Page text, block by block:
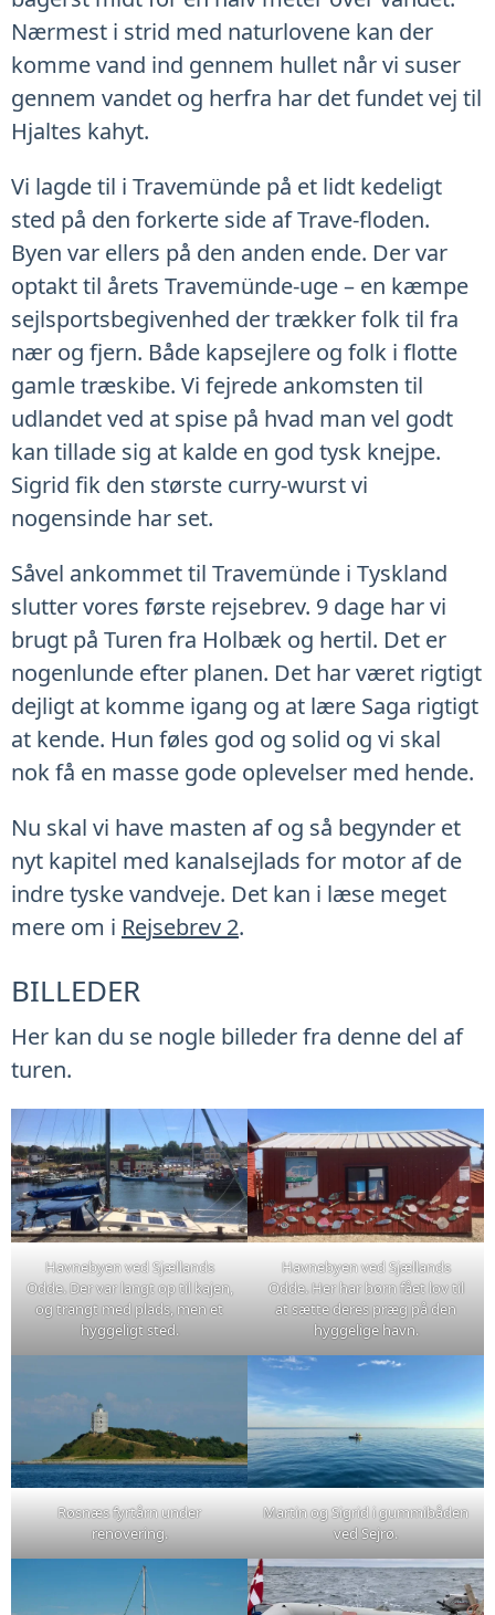
Nærmest i strid med naturlovene kan der
komme vand ind gennem hullet når vi suser
gennem vandet og herfra har det fundet vej til
Hjaltes kahyt.
Vi lagde til i Travemünde på et lidt kedeligt
sted på den forkerte side af Trave-floden.
Byen var ellers på den anden ende. Der var
optakt til årets Travemünde-uge – en kæmpe
sejlsportsbegivenhed der trækker folk til fra
nær og fjern. Både kapsejlere og folk i flotte
gamle træskibe. Vi fejrede ankomsten til
udlandet ved at spise på hvad man vel godt
kan tillade sig at kalde en god tysk knejpe.
Sigrid fik den største curry-wurst vi
nogensinde har set.
Såvel ankommet til Travemünde i Tyskland
slutter vores første rejsebrev. 9 dage har vi
brugt på Turen fra Holbæk og hertil. Det er
nogenlunde efter planen. Det har været rigtigt
dejligt at komme igang og at lære Saga rigtigt
at kende. Hun føles god og solid og vi skal
nok få en masse gode oplevelser med hende.
Nu skal vi have masten af og så begynder et
nyt kapitel med kanalsejlads for motor af de
indre tyske vandveje. Det kan i læse meget
mere om i Rejsebrev 2.
BILLEDER
Her kan du se nogle billeder fra denne del af
turen.
Havnebyen ved Sjællands
Odde. Der var langt op til kajen,
og trangt med plads, men et
hyggeligt sted.
Havnebyen ved Sjællands
Odde. Her har børn fået lov til
at sætte deres præg på den
hyggelige havn.
Røsnæs fyrtårn under
renovering.
Martin og Sigrid i gummibåden
ved Sejrø.